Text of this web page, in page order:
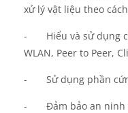
xử lý vật liệu theo
- Hiểu và sử dụng
WLAN, Peer to Peer,
- Sử dụng phần
- Đảm bảo an ninh